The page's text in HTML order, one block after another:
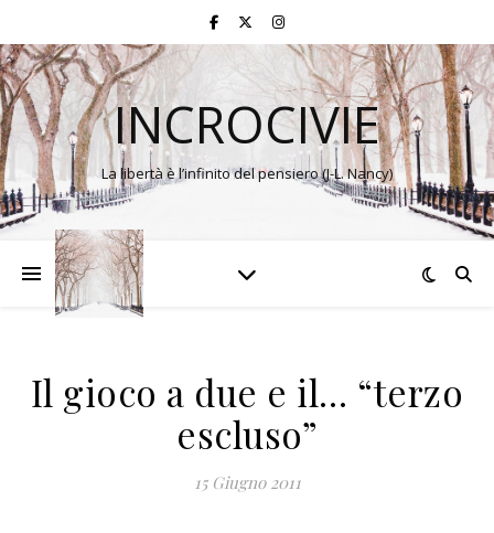
INCROCIVIE
La libertà è l’infinito del pensiero (J-L. Nancy)
Il gioco a due e il… “terzo
escluso”
15 Giugno 2011